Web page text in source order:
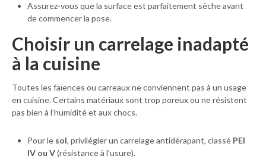
Assurez-vous que la surface est parfaitement sèche avant
de commencer la pose.
Choisir un carrelage inadapté
à la cuisine
Toutes les faïences ou carreaux ne conviennent pas à un usage
en cuisine. Certains matériaux sont trop poreux ou ne résistent
pas bien à l’humidité et aux chocs.
Pour le sol, privilégier un carrelage antidérapant, classé PEI
IV ou V(résistance à l’usure).